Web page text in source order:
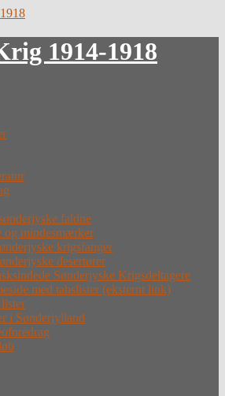
1914-1918
faldne
og mindesmærker
krigsfanger
desertører
Sønderjyske Krigsdeltagere
med tabslister (eksternt link)
i Sønderjylland